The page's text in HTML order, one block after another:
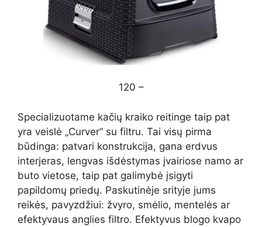
120 –
Specializuotame kačių kraiko reitinge taip pat
yra veislė „Curver“ su filtru. Tai visų pirma
būdinga: patvari konstrukcija, gana erdvus
interjeras, lengvas išdėstymas įvairiose namo ar
buto vietose, taip pat galimybė įsigyti
papildomų priedų. Paskutinėje srityje jums
reikės, pavyzdžiui: žvyro, smėlio, mentelės ar
efektyvaus anglies filtro. Efektyvus blogo kvapo